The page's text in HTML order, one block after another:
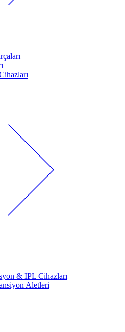
& IPL Cihazları
Aletleri